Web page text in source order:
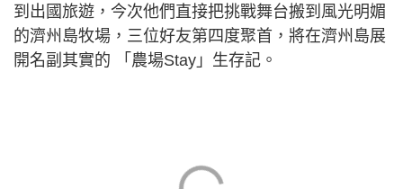
到出國旅遊，今次他們直接把挑戰舞台搬到風光明媚
的濟州島牧場，三位好友第四度聚首，將在濟州島展
開名副其實的 「農場Stay」生存記。